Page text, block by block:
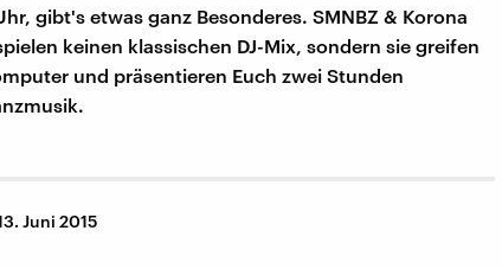
gibt's etwas ganz Besonderes. SMNBZ & Korona
keinen klassischen DJ-Mix, sondern sie greifen
und präsentieren Euch zwei Stunden
Juni 2015